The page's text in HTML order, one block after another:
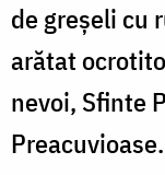
de greşeli cu
arătat
nevoi, Sfinte
Preacuvioase.